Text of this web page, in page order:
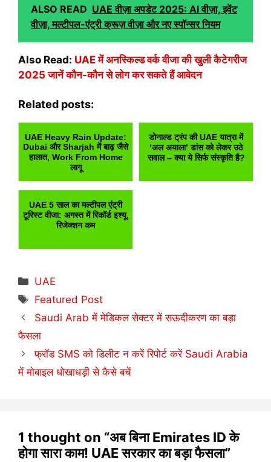
ALSO READ UAE वीज़ा अपडेट 2025: AI वीज़ा, इवेंट
वीज़ा, मल्टीपल-एंट्री क्रूज़ वीज़ा और नए स्पॉन्सर नियम
Also Read: UAE में अनस्किल्ड वर्क वीजा की खुली कैटेगरीज
2025 जानें कौन-कौन से लोग कर सकते हैं आवेदन
Related posts:
UAE Heavy Rain Update:
Dubai और Sharjah में बाढ़ जैसे
हालात, Work From Home
लागू
डोनाल्ड ट्रंप की UAE यात्रा में
‘अल अयाला’ डांस को लेकर उठे
सवाल – क्या ये सिर्फ संस्कृति है?
UAE 5 साल का मल्टीपल एंट्री
टूरिस्ट वीजा: अगस्त में रिकॉर्ड इश्यू,
रिजेक्शन कम
Categories
UAE
Tags
Featured Post
Saudi Arab में मेडिकल सेक्टर में सऊदीकरण का बड़ा
फैसला
फ्रॉड SMS को डिलीट न करें रिपोर्ट करें Saudi Arabia
में मोबाइल धोखाधड़ी से कैसे बचें
1 thought on “अब बिना Emirates ID के
होगा सारा काम! UAE सरकार का बड़ा फैसला”